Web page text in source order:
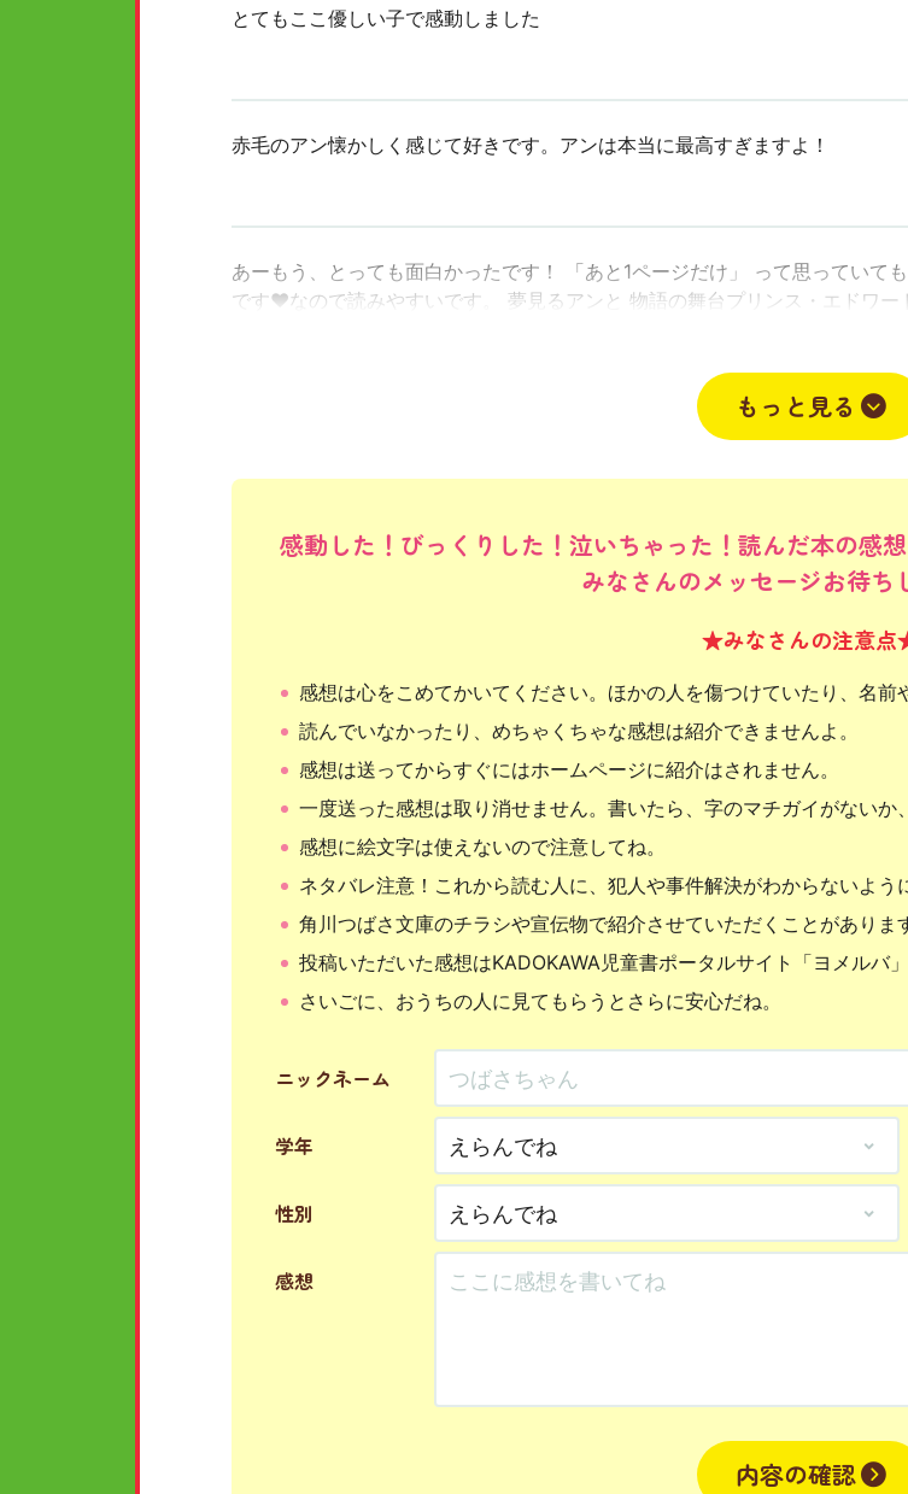
とてもここ優しい子で感動しました
赤毛のアン懐かしく感じて好きです。アンは本当に最高すぎますよ！
あーもう、とっても面白かったです！ 「あと1ページだけ」 って思っていて
です♥︎なので読みやすいです。 夢見るアンと 物語の舞台プリンス・エドワ
もっと見る
感動した！びっくりした！泣いちゃった！読んだ本の感
みなさんのメッセージお待ち
★みなさんの注意
感想は心をこめてかいてください。ほかの人を傷つけていたり、名前
読んでいなかったり、めちゃくちゃな感想は紹介できませんよ。
感想は送ってからすぐにはホームページに紹介はされません。
一度送った感想は取り消せません。書いたら、字のマチガイがないか
感想に絵文字は使えないので注意してね。
ネタバレ注意！これから読む人に、犯人や事件解決がわからないよう
角川つばさ文庫のチラシや宣伝物で紹介させていただくことがありま
投稿いただいた感想はKADOKAWA児童書ポータルサイト「ヨメルバ
さいごに、おうちの人に見てもらうとさらに安心だね。
ニックネーム
学年
性別
感想
内容の確認